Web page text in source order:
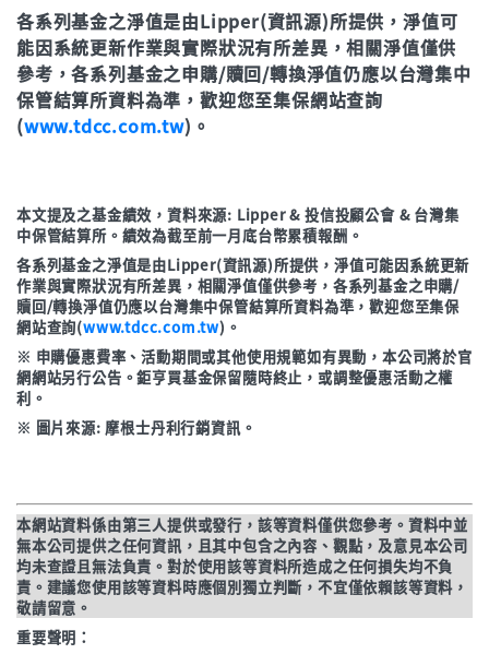
近2年(%)
31.12%
近3年
50.12%
年初至今
0.42%
近6個月
-3.55%
近1年(%)
-9.22%
近2年(%)
50.59%
近3年
立即申購
各系列基金之淨值是由Lipper(資訊源)所提供，淨值可
能因系統更新作業與實際狀況有所差異，相關淨值僅供
參考，各系列基金之申購/贖回/轉換淨值仍應以台灣集中
保管結算所資料為準，歡迎您至集保網站查詢
(www.tdcc.com.tw)。
本文提及之基金績效，資料來源: Lipper & 投信投顧公會 & 台灣集
中保管結算所。績效為截至前一月底台幣累積報酬。
各系列基金之淨值是由Lipper(資訊源)所提供，淨值可能因系統更新
作業與實際狀況有所差異，相關淨值僅供參考，各系列基金之申購/
贖回/轉換淨值仍應以台灣集中保管結算所資料為準，歡迎您至集保
網站查詢(www.tdcc.com.tw)。
※ 申購優惠費率、活動期間或其他使用規範如有異動，本公司將於官
網網站另行公告。鉅亨買基金保留隨時終止，或調整優惠活動之權
利。
※ 圖片來源: 摩根士丹利行銷資訊。
本網站資料係由第三人提供或發行，該等資料僅供您參考。資料中並
無本公司提供之任何資訊，且其中包含之內容、觀點，及意見本公司
均未查證且無法負責。對於使用該等資料所造成之任何損失均不負
責。建議您使用該等資料時應個別獨立判斷，不宜僅依賴該等資料，
敬請留意。
重要聲明：